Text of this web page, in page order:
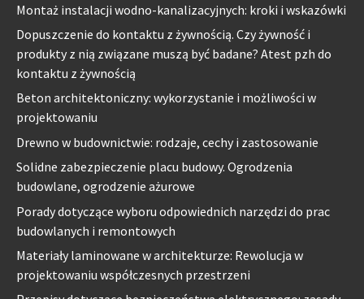
Montaż instalacji wodno-kanalizacyjnych: kroki i wskazówki
Dopuszczenie do kontaktu z żywnością. Czy żywność i
produkty z nią związane muszą być badane? Atest pzh do
kontaktu z żywnością
Beton architektoniczny: wykorzystanie i możliwości w
projektowaniu
Drewno w budownictwie: rodzaje, cechy i zastosowanie
Solidne zabezpieczenie placu budowy. Ogrodzenia
budowlane, ogrodzenie ażurowe
Porady dotyczące wyboru odpowiednich narzędzi do prac
budowlanych i remontowych
Materiały laminowane w architekturze: Rewolucja w
projektowaniu współczesnych przestrzeni